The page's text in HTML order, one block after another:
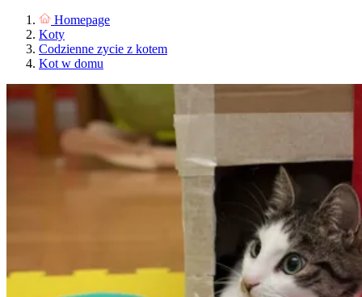
Homepage
Koty
Codzienne zycie z kotem
Kot w domu